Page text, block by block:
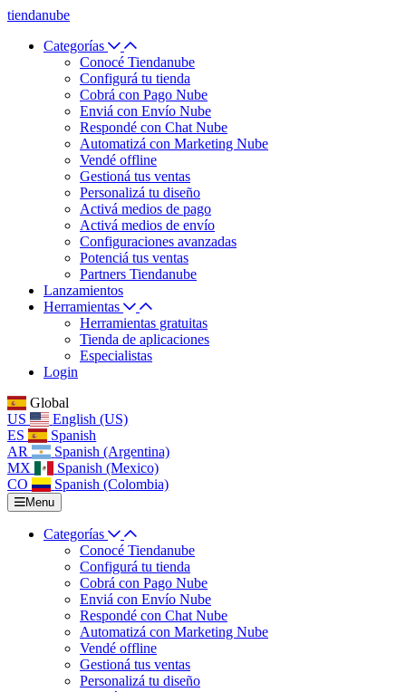
tiendanube
Categorías
Conocé Tiendanube
Configurá tu tienda
Cobrá con Pago Nube
Enviá con Envío Nube
Respondé con Chat Nube
Automatizá con Marketing Nube
Vendé offline
Gestioná tus ventas
Personalizá tu diseño
Activá medios de pago
Activá medios de envío
Configuraciones avanzadas
Potenciá tus ventas
Partners Tiendanube
Lanzamientos
Herramientas
Herramientas gratuitas
Tienda de aplicaciones
Especialistas
Login
Global
US
English (US)
ES
Spanish
AR
Spanish (Argentina)
MX
Spanish (Mexico)
CO
Spanish (Colombia)
Menu
Categorías
Conocé Tiendanube
Configurá tu tienda
Cobrá con Pago Nube
Enviá con Envío Nube
Respondé con Chat Nube
Automatizá con Marketing Nube
Vendé offline
Gestioná tus ventas
Personalizá tu diseño